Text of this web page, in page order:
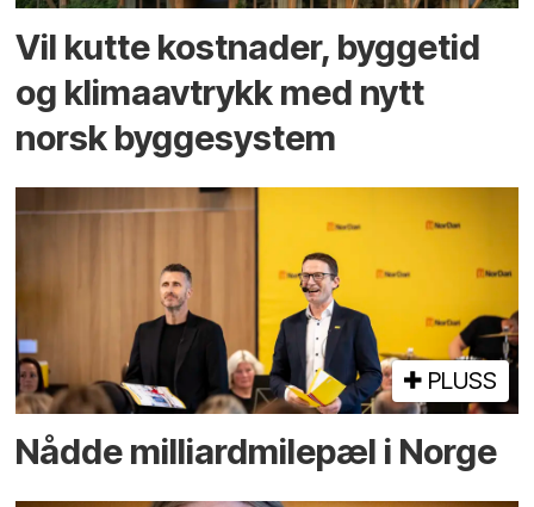
Vil kutte kostnader, byggetid
og klima­avtrykk med nytt
norsk bygge­system
PLUSS
Nådde milliard­­milepæl i Norge